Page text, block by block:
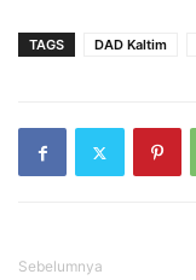
TAGS DAD Kaltim
Sebelumnya